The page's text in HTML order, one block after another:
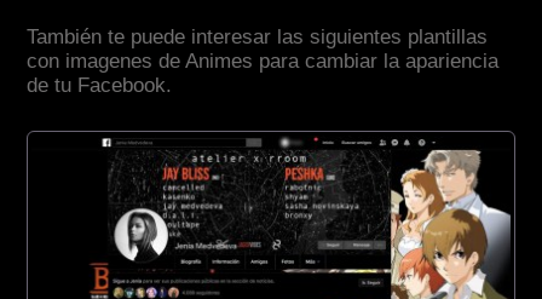
También te puede interesar las siguientes plantillas
con imagenes de Animes para cambiar la apariencia
de tu Facebook.